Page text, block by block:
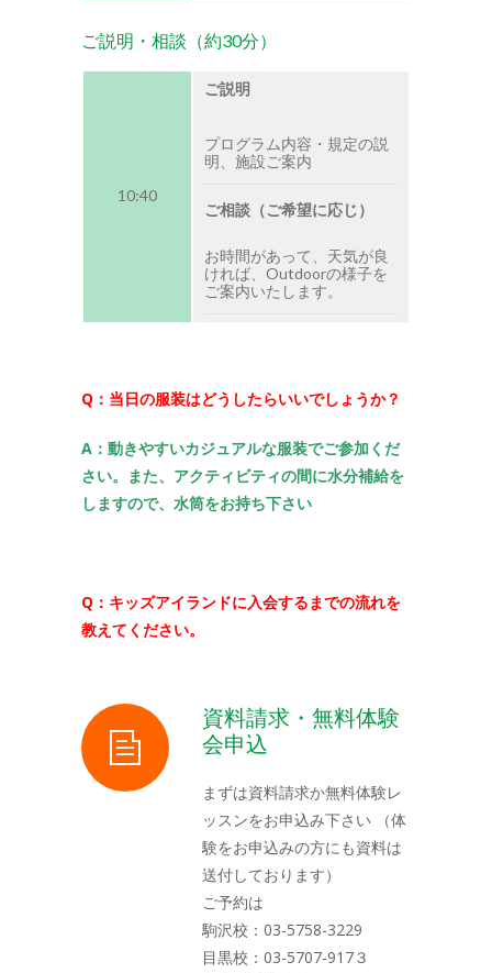
ご説明・相談（約30分）
10:40
ご説明
プログラム内容・規定の説
明、施設ご案内
ご相談（ご希望に応じ）
お時間があって、天気が良
ければ、Outdoorの様子を
ご案内いたします。
Q：当日の服装はどうしたらいいでしょうか？
A：動きやすいカジュアルな服装でご参加くだ
さい。また、アクティビティの間に水分補給を
しますので、水筒をお持ち下さい
Q：キッズアイランドに入会するまでの流れを
教えてください。
資料請求・無料体験
会申込
まずは資料請求か無料体験レ
ッスンをお申込み下さい （体
験をお申込みの方にも資料は
送付しております）
ご予約は
駒沢校：03-5758-3229
目黒校：03-5707-917３